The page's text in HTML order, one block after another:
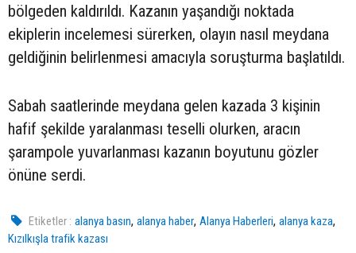
bölgeden kaldırıldı. Kazanın yaşandığı noktada
ekiplerin incelemesi sürerken, olayın nasıl meydana
geldiğinin belirlenmesi amacıyla soruşturma başlatıldı.
Sabah saatlerinde meydana gelen kazada 3 kişinin
hafif şekilde yaralanması teselli olurken, aracın
şarampole yuvarlanması kazanın boyutunu gözler
önüne serdi.
Etiketler : alanya basın,alanya haber,Alanya Haberleri,alanya kaza,
Kızılkışla trafik kazası